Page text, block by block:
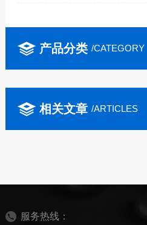
产品分类 /CATEGORY
相关文章 /ARTICLES
服务热线：